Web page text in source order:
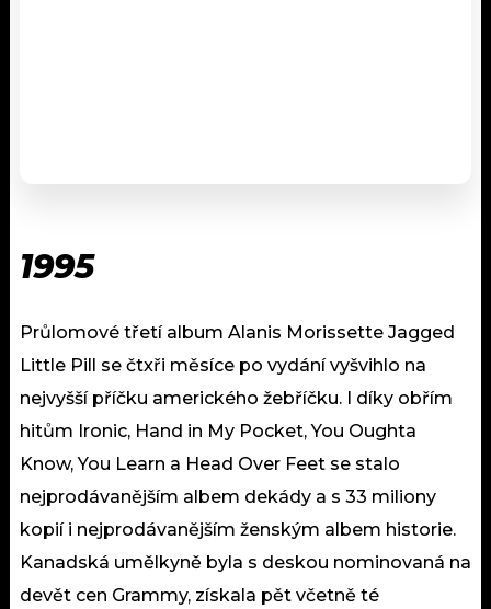
1995
Průlomové třetí album Alanis Morissette Jagged
Little Pill se čtxři měsíce po vydání vyšvihlo na
nejvyšší příčku amerického žebříčku. I díky obřím
hitům Ironic, Hand in My Pocket, You Oughta
Know, You Learn a Head Over Feet se stalo
nejprodávanějším albem dekády a s 33 miliony
kopií i nejprodávanějším ženským albem historie.
Kanadská umělkyně byla s deskou nominovaná na
devět cen Grammy, získala pět včetně té